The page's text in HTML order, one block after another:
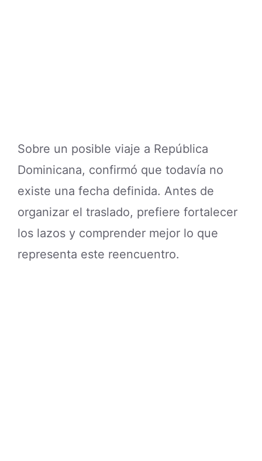
Sobre un posible viaje a República
Dominicana, confirmó que todavía no
existe una fecha definida. Antes de
organizar el traslado, prefiere fortalecer
los lazos y comprender mejor lo que
representa este reencuentro.